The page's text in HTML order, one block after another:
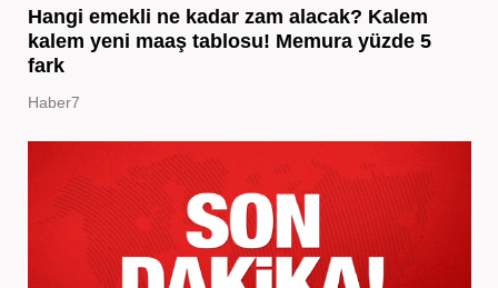
Hangi emekli ne kadar zam alacak? Kalem
kalem yeni maaş tablosu! Memura yüzde 5
fark
Haber7